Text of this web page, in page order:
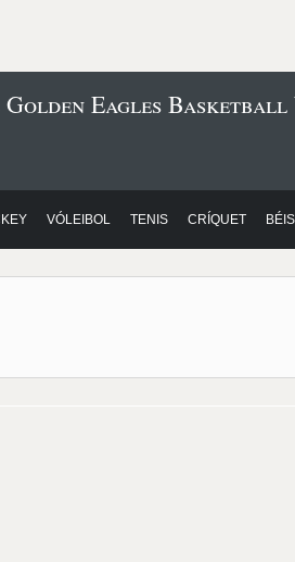
Eagles Basketball
VÓLEIBOL TENIS CRÍQUET